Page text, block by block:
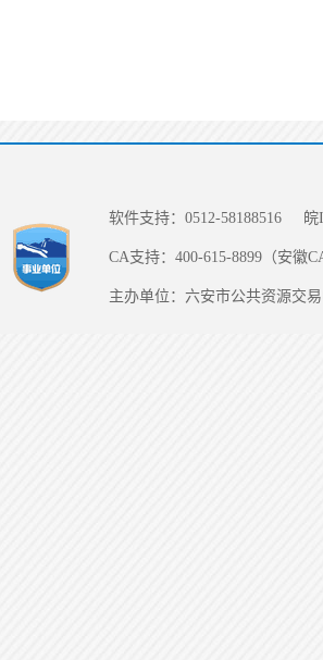
软件支持：0512-58188516 皖
CA支持：400-615-8899（安徽
主办单位：六安市公共资源交